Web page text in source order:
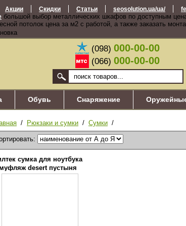
Акции Скидки Статьи seosolution.ua/ua/
большой выбор металлических шкафов по доступным
потолок цена за м2 с работой, а также заказать
(098) 000-00-00
(066) 000-00-00
Обувь Снаряжение
/ Рюкзаки и сумки / Сумки /
сумка для ноутбука
desert пустыня